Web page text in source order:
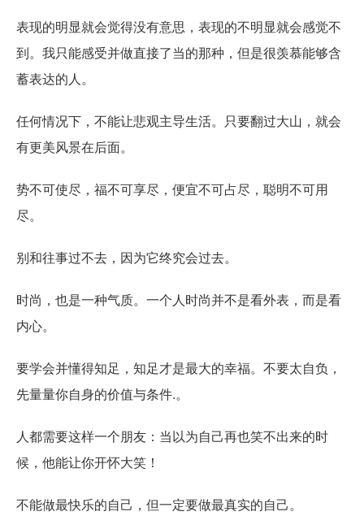
表现的明显就会觉得没有意思，表现的不明显就会感觉不
到。我只能感受并做直接了当的那种，但是很羡慕能够含
蓄表达的人。
任何情况下，不能让悲观主导生活。只要翻过大山，就会
有更美风景在后面。
势不可使尽，福不可享尽，便宜不可占尽，聪明不可用
尽。
别和往事过不去，因为它终究会过去。
时尚，也是一种气质。一个人时尚并不是看外表，而是看
内心。
要学会并懂得知足，知足才是最大的幸福。不要太自负，
先量量你自身的价值与条件.。
人都需要这样一个朋友：当以为自己再也笑不出来的时
候，他能让你开怀大笑！
不能做最快乐的自己，但一定要做最真实的自己。